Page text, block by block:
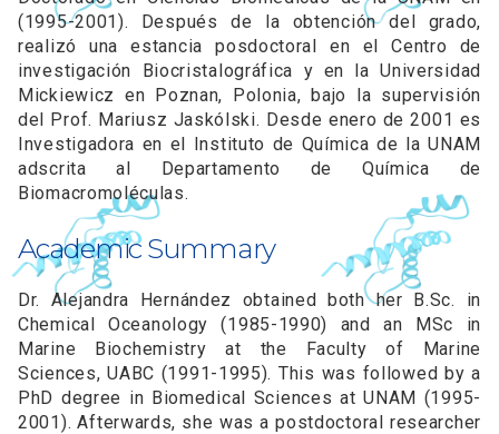
(1995-2001). Después de la obtención del grado,
realizó una estancia posdoctoral en el Centro de
investigación Biocristalográfica y en la Universidad
Mickiewicz en Poznan, Polonia, bajo la supervisión
del Prof. Mariusz Jaskólski. Desde enero de 2001 es
Investigadora en el Instituto de Química de la UNAM
adscrita al Departamento de Química de
Biomacromoléculas.
Academic Summary
Dr. Alejandra Hernández obtained both her B.Sc. in
Chemical Oceanology (1985-1990) and an MSc in
Marine Biochemistry at the Faculty of Marine
Sciences, UABC (1991-1995). This was followed by a
PhD degree in Biomedical Sciences at UNAM (1995-
2001). Afterwards, she was a postdoctoral researcher